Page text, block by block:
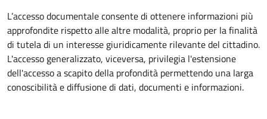
L’accesso documentale consente di ottenere informazioni più
approfondite rispetto alle altre modalità, proprio per la finalità
di tutela di un interesse giuridicamente rilevante del cittadino.
L'accesso generalizzato, viceversa, privilegia l'estensione
dell'accesso a scapito della profondità permettendo una larga
conoscibilità e diffusione di dati, documenti e informazioni.